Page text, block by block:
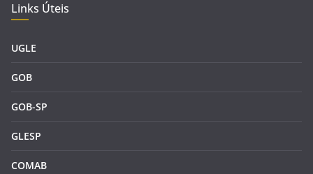
Links Úteis
UGLE
GOB
GOB-SP
GLESP
COMAB